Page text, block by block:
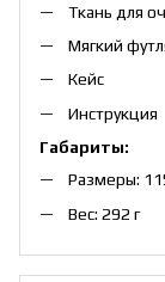
Ткань для
Мягкий
Кейс
Инструкция
Габариты:
Размеры:
Вес: 292 г